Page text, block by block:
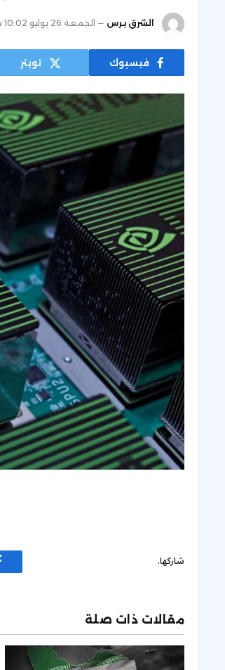
الشرق برس الجمعة 26 يوليو 10:02 م
فيسبوك تويتر
شاركها.
مقالات ذات صلة